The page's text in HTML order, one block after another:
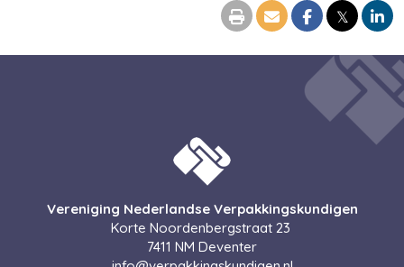
𝕏
Vereniging Nederlandse Verpakkingskundigen
Korte Noordenbergstraat 23
7411 NM Deventer